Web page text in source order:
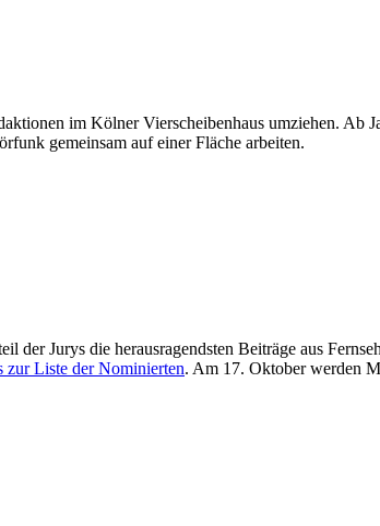
im Kölner Vierscheibenhaus umziehen. Ab
gemeinsam auf einer Fläche arbeiten.
der Jurys die herausragendsten Beiträge aus
zur Liste der Nominierten. Am 17. Oktober werden